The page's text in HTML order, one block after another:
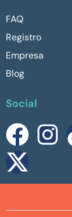
FAQ
Registro
Empresa
Blog
Social